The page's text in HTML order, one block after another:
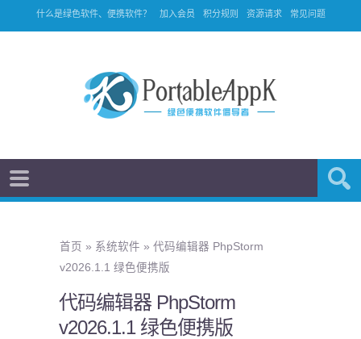
什么是绿色软件、便携软件？ 加入会员 积分规则 资源请求 常见问题
首页 » 系统软件 » 代码编辑器 PhpStorm
v2026.1.1 绿色便携版
代码编辑器 PhpStorm
v2026.1.1 绿色便携版